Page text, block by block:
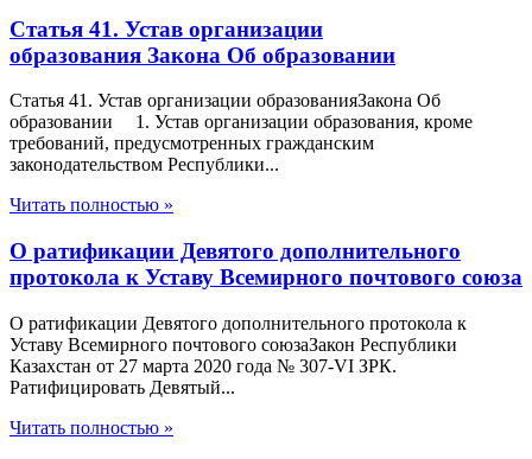
Статья 41. Устав организации
образования Закона Об образовании
Статья 41. Устав организации образованияЗакона Об
образовании 1. Устав организации образования, кроме
требований, предусмотренных гражданским
законодательством Республики...
Читать полностью »
О ратификации Девятого дополнительного
протокола к Уставу Всемирного почтового союза
О ратификации Девятого дополнительного протокола к
Уставу Всемирного почтового союзаЗакон Республики
Казахстан от 27 марта 2020 года № 307-VІ ЗРК.
Ратифицировать Девятый...
Читать полностью »